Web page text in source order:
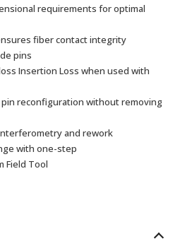
requirements for optimal
fiber contact integrity
pins
Insertion Loss when used with
reconfiguration without removing
and rework
with one-step
Field Tool